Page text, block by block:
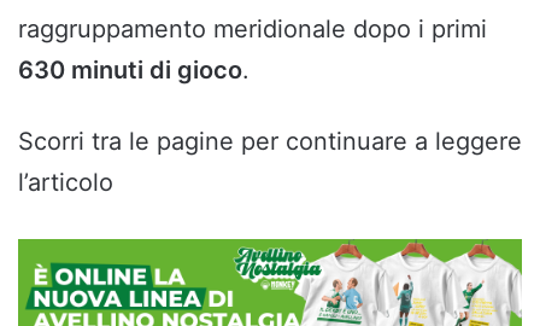
raggruppamento meridionale dopo i primi
630 minuti di gioco.
Scorri tra le pagine per continuare a leggere
l’articolo